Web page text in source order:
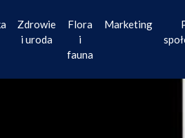
Zdrowie
i uroda
Flora
i
fauna
Marketing